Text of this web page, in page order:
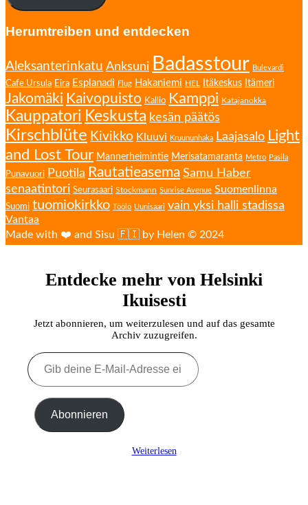
Herumtreiben und entdecken
Aleksanterinkatu Anksuni Badasstour Bulevardi
Cafe Ursula Eira Esplanadi Flug Hakaniemi HEL Itäkeskus Itämeri
Jakomäki Kaivopuisto Kallio Kamppi Katajanokka
Kauppatori Keskusta kesän päätös
Kirschblüte Kivikko Kluuvi Kruununhaka Laajasalo Light
and Lost Tour Mannerheimintie Merisatamaranta Metro Pasila
Punavuori Puotila Rautatieasema Samu Haber
senaatintori Seurasaari Stockmann Sunrise Avenue Suomenlinna
Suomi tuomiokirkko Töölö Uunisaari vain yksi halli stadissa
Vantaa
Made with ❤️ and Sisu 🇫🇮 by Helen © 2024
Entdecke mehr von Helsinki
Ikuisesti
Jetzt abonnieren, um weiterzulesen und auf das gesamte
Archiv zuzugreifen.
Gib
deine
E-
Adresse
ein ... Abonnieren
Weiterlesen